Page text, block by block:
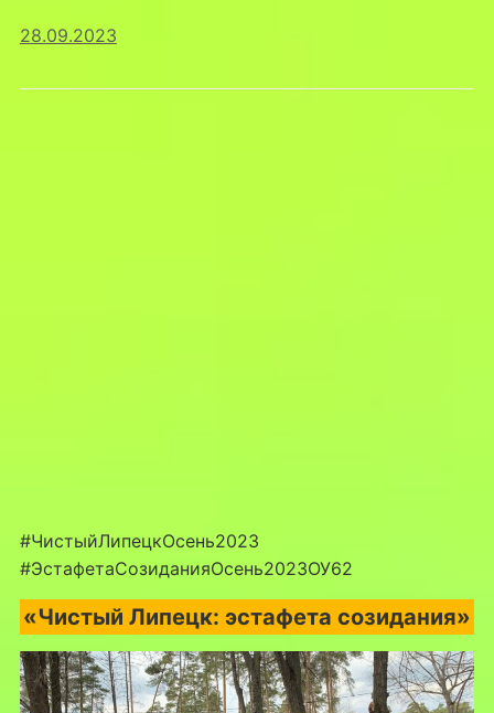
28.09.2023
#ЧистыйЛипецкОсень2023
#ЭстафетаСозиданияОсень2023ОУ62
«Чистый Липецк: эстафета созидания»